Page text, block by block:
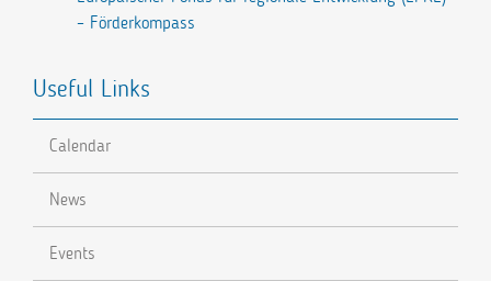
– Förderkompass
Useful Links
Calendar
News
Events